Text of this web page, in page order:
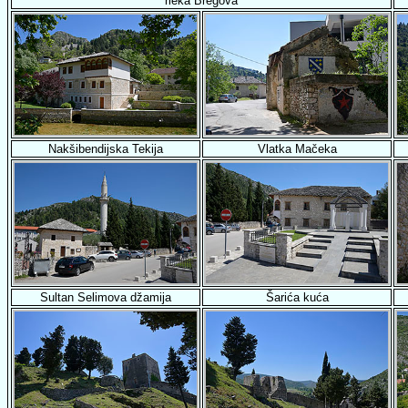
Nakšibendijska Tekija Vlatka Mačeka
Sultan Selimova džamija Šarića kuća